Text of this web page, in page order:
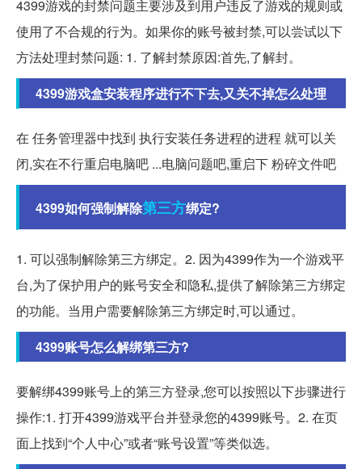
4399游戏的封禁问题主要涉及到用户违反了游戏的规则或
使用了不合规的行为。如果你的账号被封禁,可以尝试以下
方法处理封禁问题: 1. 了解封禁原因:首先,了解封。
4399游戏盒安装程序进行不下去,又关不掉怎么处理
在 任务管理器中找到 执行安装任务进程的进程 就可以关
闭,实在不行重启电脑吧 ...电脑问题吧,重启下 粉碎文件吧
4399如何强制解除第三方绑定?
1. 可以强制解除第三方绑定。2. 因为4399作为一个游戏平
台,为了保护用户的账号安全和隐私,提供了解除第三方绑定
的功能。当用户需要解除第三方绑定时,可以通过。
4399账号怎么解绑第三方?
要解绑4399账号上的第三方登录,您可以按照以下步骤进行
操作:1. 打开4399游戏平台并登录您的4399账号。2. 在页
面上找到“个人中心”或者“账号设置”等类似选。